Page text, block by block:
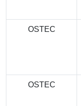
OSTEC
OSTEC